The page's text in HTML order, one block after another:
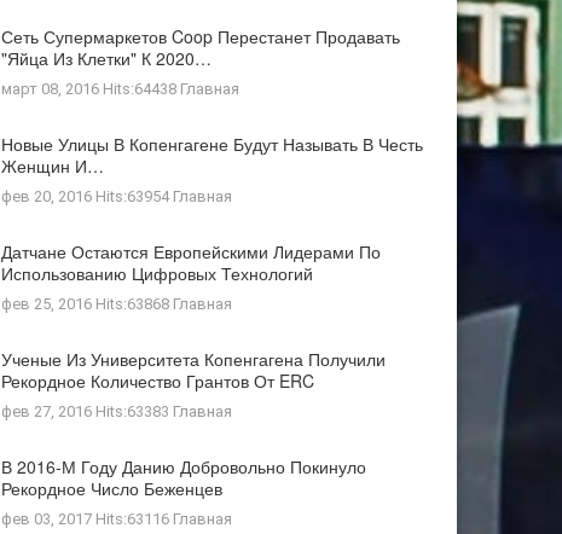
Сеть Супермаркетов Coop Перестанет Продавать
"яйца Из Клетки" К 2020…
март 08, 2016 Hits:64438 Главная
Новые Улицы В Копенгагене Будут Называть В Честь
Женщин И…
фев 20, 2016 Hits:63954 Главная
Датчане Остаются Европейскими Лидерами По
Использованию Цифровых Технологий
фев 25, 2016 Hits:63868 Главная
Ученые Из Университета Копенгагена Получили
Рекордное Количество Грантов От ERC
фев 27, 2016 Hits:63383 Главная
В 2016-М Году Данию Добровольно Покинуло
Рекордное Число Беженцев
фев 03, 2017 Hits:63116 Главная